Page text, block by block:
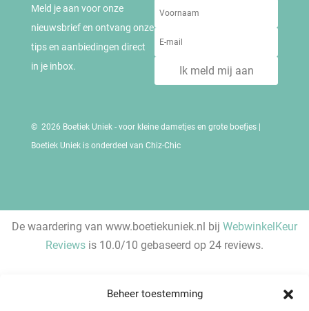
Beheer toestemming
Meld je aan voor onze
nieuwsbrief en ontvang onze
tips en aanbiedingen direct
in je inbox.
Ik meld mij aan
© 2026 Boetiek Uniek - voor kleine dametjes en grote boefjes |
Boetiek Uniek is onderdeel van Chiz-Chic
De waardering van www.boetiekuniek.nl bij WebwinkelKeur
Reviews is 10.0/10 gebaseerd op 24 reviews.